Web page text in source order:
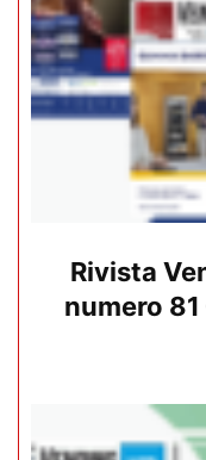
Rivista
numero